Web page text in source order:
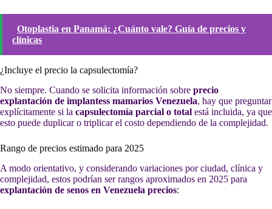
Otoplastia en Panamá: ¿Cuánto vale? Guía de precios y
clínicas
¿Incluye el precio la capsulectomía?
No siempre. Cuando se solicita información sobre precio
explantación de implantess mamarios Venezuela, hay que preguntar
explícitamente si la capsulectomía parcial o total está incluida, ya que
esto puede duplicar o triplicar el costo dependiendo de la complejidad.
Rango de precios estimado para 2025
A modo orientativo, y considerando variaciones por ciudad, clínica y
complejidad, estos podrían ser rangos aproximados en 2025 para
explantación de senos en Venezuela precios: